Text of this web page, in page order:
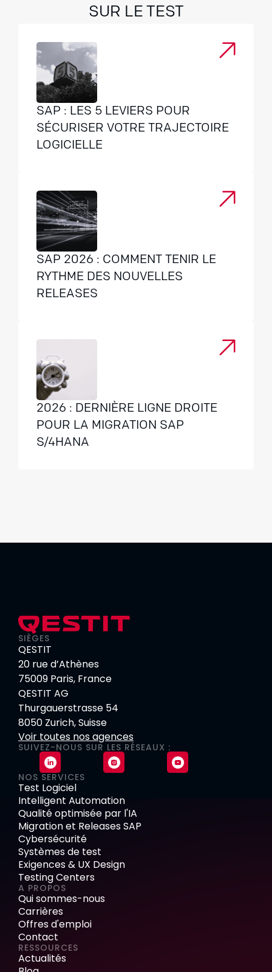
SUR LE TEST
SAP : LES 5 LEVIERS POUR
SÉCURISER VOTRE TRAJECTOIRE
LOGICIELLE
SAP 2026 : COMMENT TENIR LE
RYTHME DES NOUVELLES
RELEASES
2026 : DERNIÈRE LIGNE DROITE
POUR LA MIGRATION SAP
S/4HANA
SIÈGES
QESTIT
20 rue d’Athènes
75009 Paris, France
QESTIT AG
Thurgauerstrasse 54
8050 Zurich, Suisse
Voir toutes nos agences
SUIVEZ-NOUS SUR LES RÉSEAUX :
NOS SERVICES
Test Logiciel
Intelligent Automation
Qualité optimisée par l'IA
Migration et Releases SAP
Cybersécurité
Systèmes de test
Exigences & UX Design
Testing Centers
A PROPOS
Qui sommes-nous
Carrières
Offres d'emploi
Contact
RESSOURCES
Actualités